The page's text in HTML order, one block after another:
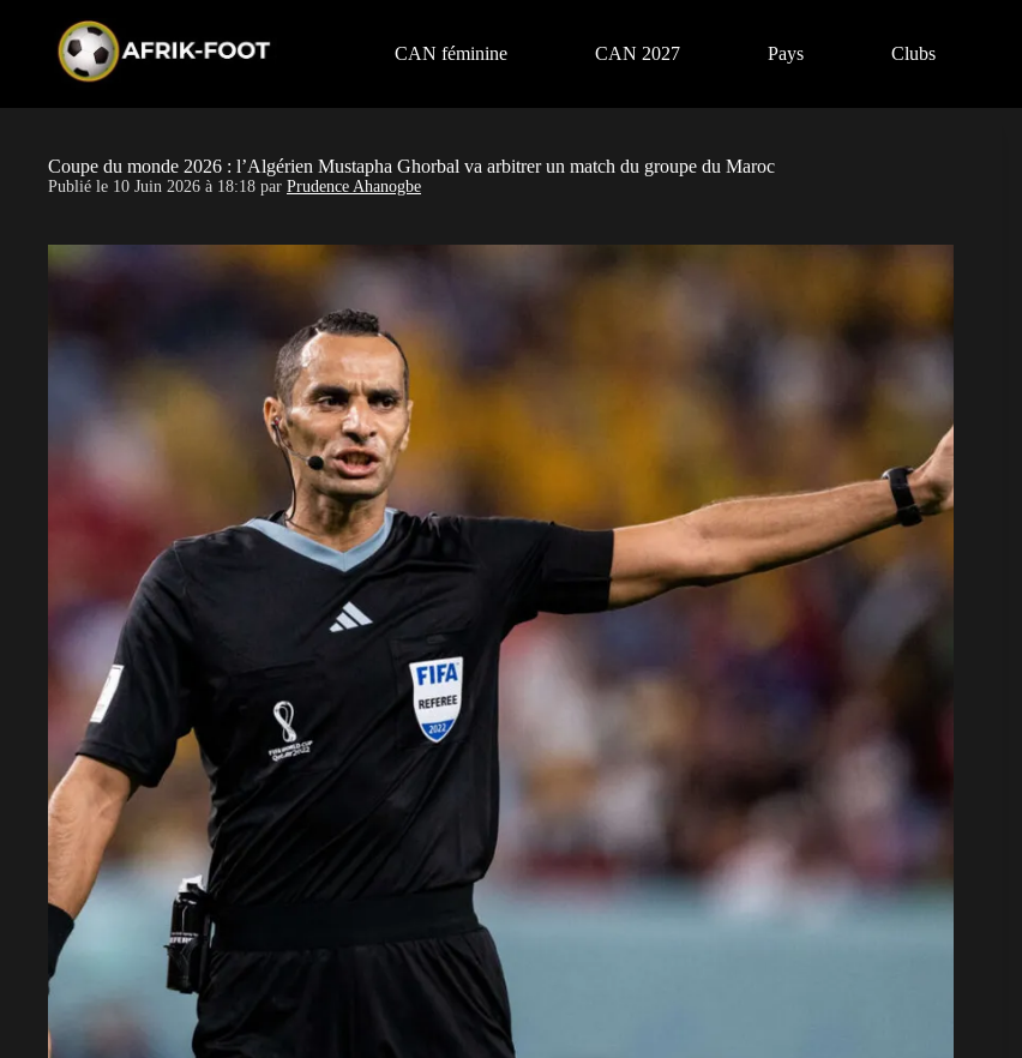
CAN féminine CAN 2027 Pays Clubs
Coupe du monde 2026 : l’Algérien Mustapha Ghorbal va arbitrer un match du groupe du Maroc
Publié le 10 Juin 2026 à 18:18 par Prudence Ahanogbe